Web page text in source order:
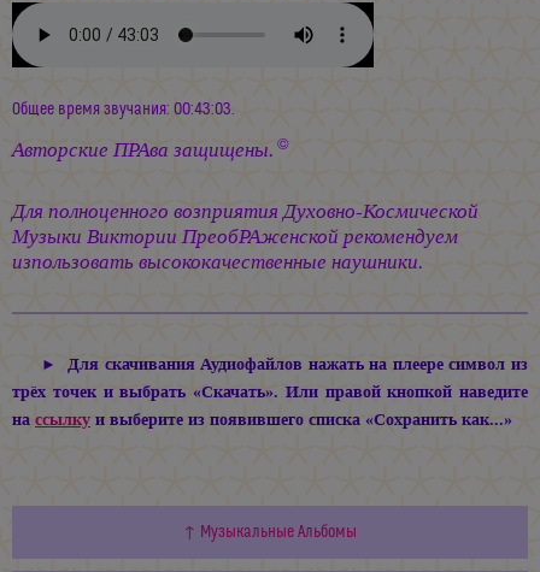
Общее время звучания: 00:43:03.
Авторские ПРАва защищены. ©
Для полноценного возприятия Духовно-Космической
Музыки Виктории ПреобРАженской рекомендуем
изпользовать высококачественные наушники.
►
Для скачивания Аудиофайлов нажать на плеере символ из
трёх точек и выбрать «Скачать». Или правой кнопкой наведите
на ссылку и выберите из появившего списка «Сохранить как...»
↑ Музыкальные Альбомы